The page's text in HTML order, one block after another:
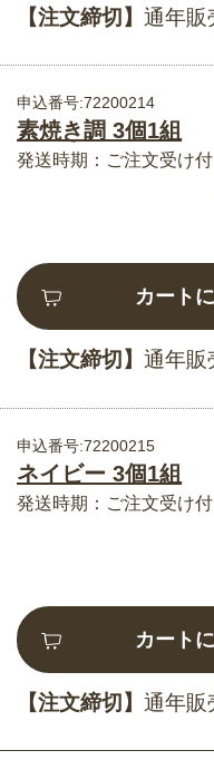
【注文締切】 通年販
申込番号:72200214
素焼き調 3個1組
発送時期：ご注文受け
カート
【注文締切】 通年販
申込番号:72200215
ネイビー 3個1組
発送時期：ご注文受け
カート
【注文締切】 通年販